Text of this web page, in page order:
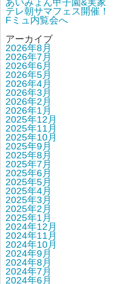
テレ朝サマフェス開催！
Fミュ内覧会へ
アーカイブ
2026年8月
2026年7月
2026年6月
2026年5月
2026年4月
2026年3月
2026年2月
2026年1月
2025年12月
2025年11月
2025年10月
2025年9月
2025年8月
2025年7月
2025年6月
2025年5月
2025年4月
2025年3月
2025年2月
2025年1月
2024年12月
2024年11月
2024年10月
2024年9月
2024年8月
2024年7月
2024年6月